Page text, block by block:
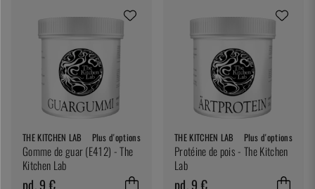
THE KITCHEN LAB Plus d'options
Gomme de guar (E412) - The
Kitchen Lab
pd. 9 €
THE KITCHEN LAB Plus d'options
Protéine de pois - The Kitchen
Lab
pd. 9 €